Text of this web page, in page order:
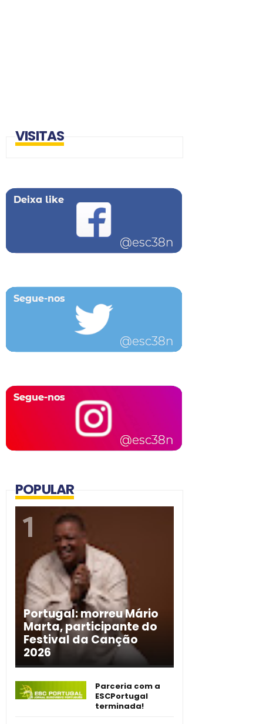
VISITAS
POPULAR
Portugal: morreu Mário
Marta, participante do
Festival da Canção
2026
Parceria com a
ESCPortugal
terminada!